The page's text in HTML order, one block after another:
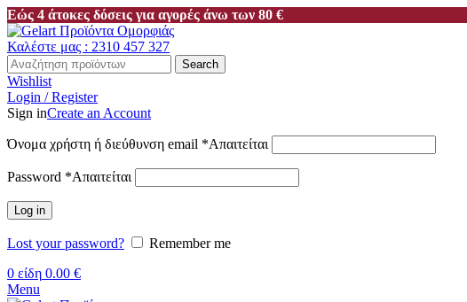
Εώς 4 άτοκες δόσεις για αγορές άνω των 80 €
Καλέστε μας : 2310 457 327
Search
Wishlist
Login / Register
Sign inCreate an Account
Όνομα χρήστη ή διεύθυνση email *Απαιτείται
Password *Απαιτείται
Log in
Lost your password?
Remember me
0 είδη 0.00 €
Menu